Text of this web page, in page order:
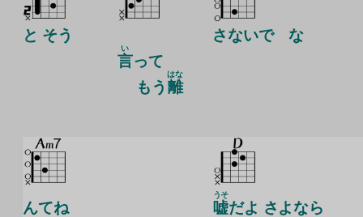
と そう
言
い
って
もう 離
はな
さないで な
んてね 嘘
うそ
だよ さよなら